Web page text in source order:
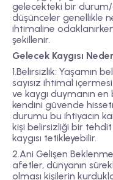
gelecekteki bir
düşünceler genellikle
ihtimaline
şekillenir.
Gelecek Kaygısı
1.Belirsizlik: Yaşamın
sayısız ihtimal
ve kaygı duymanın
kendini güvende
durumu bu ihtiyacın
kişi belirsizliği bir
kaygısı tetikleyebilir.
2.Ani Gelişen
afetler, dünyanın
olması kişilerin